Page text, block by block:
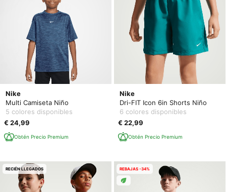
Nike
Multi Camiseta Niño
5 colores disponibles
€ 24,99
Obtén Precio Premium
Nike
Dri-FIT Icon 6in Shorts Niño
6 colores disponibles
€ 22,99
Obtén Precio Premium
RECIÉN LLEGADOS REBAJAS -34%